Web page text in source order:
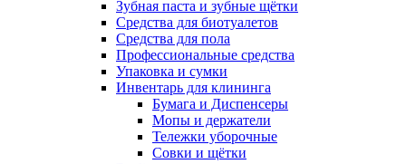
Зубная паста и зубные щётки
Средства для биотуалетов
Средства для пола
Профессиональные средства
Упаковка и сумки
Инвентарь для клининга
Бумага и Диспенсеры
Мопы и держатели
Тележки уборочные
Совки и щётки